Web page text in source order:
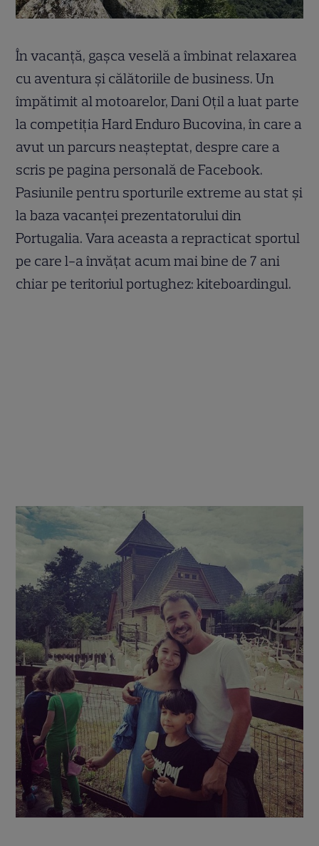
În vacanță, gașca veselă a îmbinat relaxarea
cu aventura și călătoriile de business. Un
împătimit al motoarelor, Dani Oțil a luat parte
la competiția Hard Enduro Bucovina, în care a
avut un parcurs neașteptat, despre care a
scris pe pagina personală de Facebook.
Pasiunile pentru sporturile extreme au stat și
la baza vacanței prezentatorului din
Portugalia. Vara aceasta a repracticat sportul
pe care l-a învățat acum mai bine de 7 ani
chiar pe teritoriul portughez: kiteboardingul.